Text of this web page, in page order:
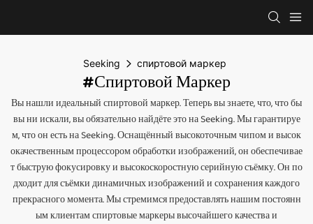
Seeking спиртовой маркер
#спиртовой Маркер
Вы нашли идеальный спиртовой маркер. Теперь вы знаете, что, что бы
вы ни искали, вы обязательно найдёте это на Seeking. Мы гарантируе
м, что он есть на Seeking. Оснащённый высокоточным чипом и высок
окачественным процессором обработки изображений, он обеспечивае
т быструю фокусировку и высокоскоростную серийную съёмку. Он по
дходит для съёмки динамичных изображений и сохранения каждого
прекрасного момента. Мы стремимся предоставлять нашим постоянн
ым клиентам спиртовые маркеры высочайшего качества и